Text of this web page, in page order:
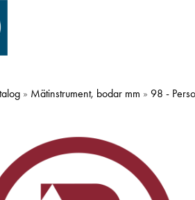
» Mätinstrument, bodar mm » 98 -